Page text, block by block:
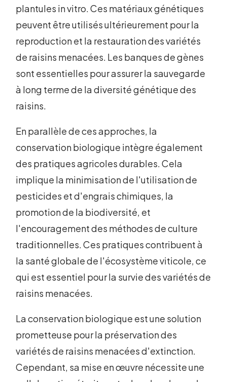
plantules in vitro. Ces matériaux génétiques
peuvent être utilisés ultérieurement pour la
reproduction et la restauration des variétés
de raisins menacées. Les banques de gènes
sont essentielles pour assurer la sauvegarde
à long terme de la diversité génétique des
raisins.
En parallèle de ces approches, la
conservation biologique intègre également
des pratiques agricoles durables. Cela
implique la minimisation de l'utilisation de
pesticides et d'engrais chimiques, la
promotion de la biodiversité, et
l'encouragement des méthodes de culture
traditionnelles. Ces pratiques contribuent à
la santé globale de l'écosystème viticole, ce
qui est essentiel pour la survie des variétés de
raisins menacées.
La conservation biologique est une solution
prometteuse pour la préservation des
variétés de raisins menacées d'extinction.
Cependant, sa mise en œuvre nécessite une